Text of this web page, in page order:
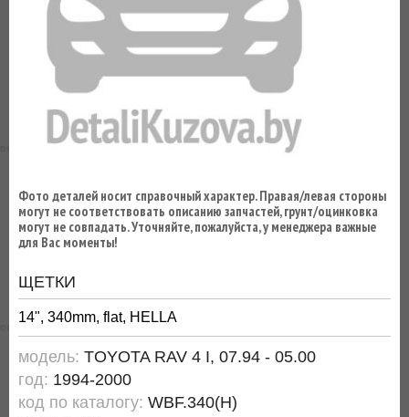
Фото деталей носит справочный характер. Правая/левая стороны
могут не соответствовать описанию запчастей, грунт/оцинковка
могут не совпадать. Уточняйте, пожалуйста, у менеджера важные
для Вас моменты!
ЩЕТКИ
14", 340mm, flat, HELLA
модель: TOYOTA RAV 4 I, 07.94 - 05.00
год: 1994-2000
код по каталогу: WBF.340(H)